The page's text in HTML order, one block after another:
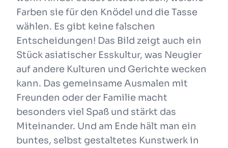
Farben sie für den Knödel und die Tasse
wählen. Es gibt keine falschen
Entscheidungen! Das Bild zeigt auch ein
Stück asiatischer Esskultur, was Neugier
auf andere Kulturen und Gerichte wecken
kann. Das gemeinsame Ausmalen mit
Freunden oder der Familie macht
besonders viel Spaß und stärkt das
Miteinander. Und am Ende hält man ein
buntes, selbst gestaltetes Kunstwerk in